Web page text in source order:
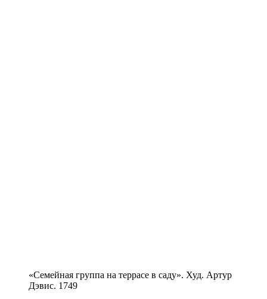
«Семейная группа на террасе в саду». Худ. Артур
Дэвис. 1749